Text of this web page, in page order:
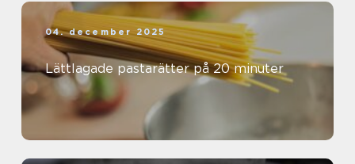
04. december 2025
Lättlagade pastarätter på 20 minuter